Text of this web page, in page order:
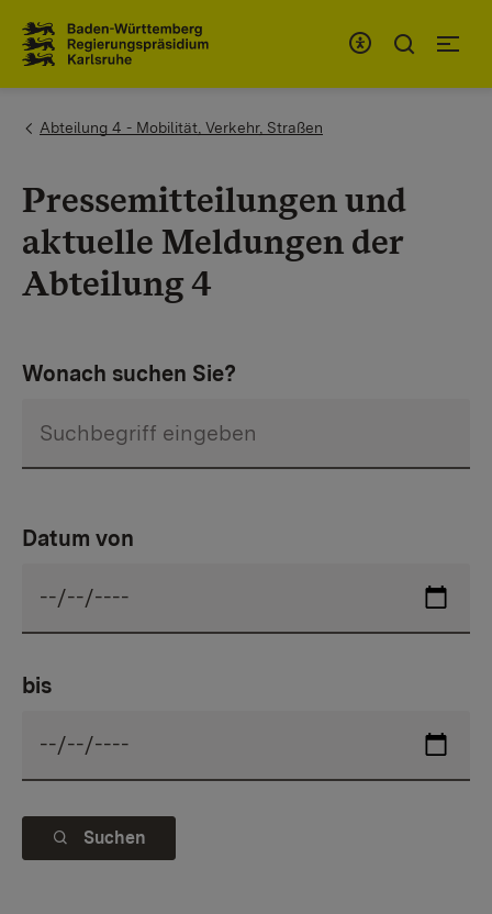
You are here:
Abteilung 4 - Mobilität, Verkehr, Straßen
Pressemitteilungen und
aktuelle Meldungen der
Abteilung 4
Wonach suchen Sie?
Datum von
bis
Suchen